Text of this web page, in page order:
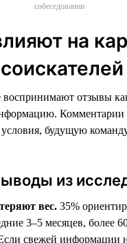
собеседовании
на
воспринимают отзывы
Комментарии
будущую
из
вес. 35%
3–5 месяцев, более
свежей информации